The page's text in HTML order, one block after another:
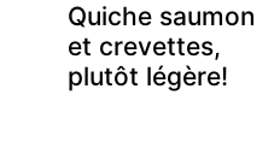
Quiche saumon
et crevettes,
plutôt légère!